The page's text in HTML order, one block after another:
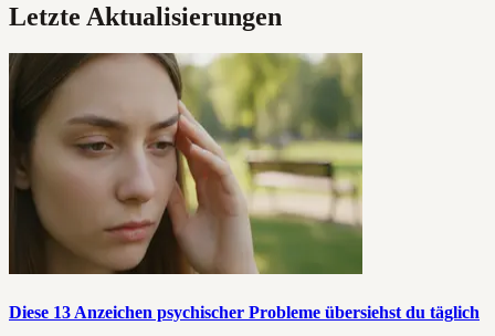
Letzte Aktualisierungen
Diese 13 Anzeichen psychischer Probleme übersiehst du täglich